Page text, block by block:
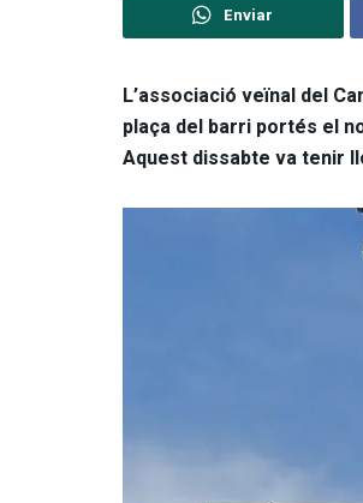
Enviar
L’associació veïnal del
plaça del barri portés el
Aquest dissabte va tenir